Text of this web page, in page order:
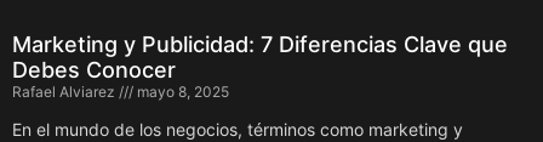
Marketing y Publicidad: 7 Diferencias Clave que
Debes Conocer
Rafael Alviarez mayo 8, 2025
En el mundo de los negocios, términos como marketing y